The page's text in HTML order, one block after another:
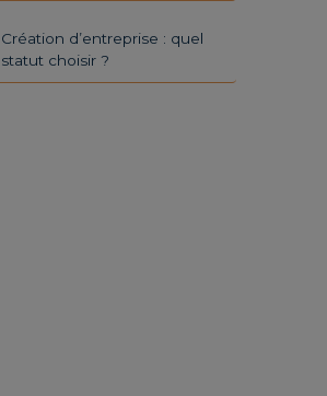
Création d’entreprise : quel
statut choisir ?